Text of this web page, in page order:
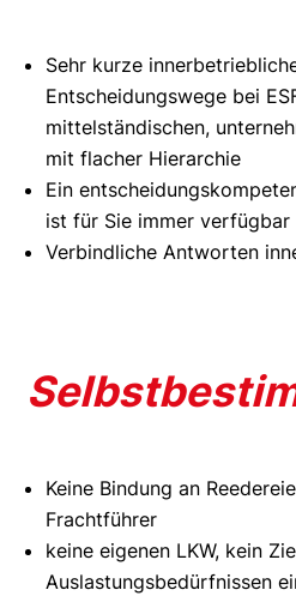
Sehr kurze
Entscheidungswege bei
mittelständischen,
mit flacher Hierarchie
Ein
ist für Sie immer verfügbar
Verbindliche Antworten
Keine Bindung an
Frachtführer
keine eigenen LKW, kein
Auslastungsbedürfnissen